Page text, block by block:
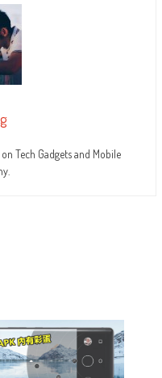
Tech Gadgets and Mobile